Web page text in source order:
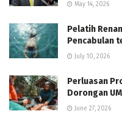
May 14, 2026
Pelatih
Pencabulan
July 10, 2026
Perluasan
Dorongan
June 27, 2026